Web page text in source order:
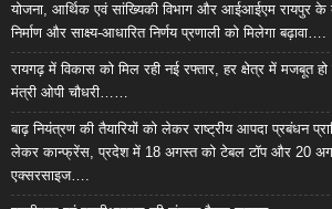
योजना, आर्थिक एवं सांख्यिकी विभाग और आईआईएम रायपुर
निर्माण और साक्ष्य-आधारित निर्णय प्रणाली को मिलेगा बढ़ावा….
रायगढ़ में विकास को मिल रही नई रफ्तार, हर क्षेत्र में मजबूत हो
मंत्री ओपी चौधरी……
बाढ़ नियंत्रण की तैयारियों को लेकर राष्ट्रीय आपदा प्रबंधन
लेकर कान्फ्रेंस, प्रदेश में 18 अगस्त को टेबल टॉप और 20
एक्सरसाइज….